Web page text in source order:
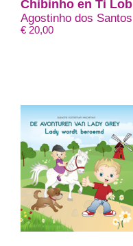
Chibinho en Ti Lob
Agostinho dos Santos
€ 20,00